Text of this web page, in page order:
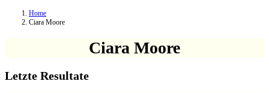
Home
Ciara Moore
Ciara Moore
Letzte Resultate